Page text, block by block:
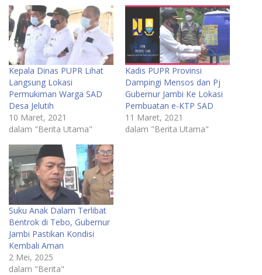
Kepala Dinas PUPR Lihat
Langsung Lokasi
Permukiman Warga SAD
Desa Jelutih
10 Maret, 2021
dalam "Berita Utama"
Kadis PUPR Provinsi
Dampingi Mensos dan Pj
Gubernur Jambi Ke Lokasi
Pembuatan e-KTP SAD
11 Maret, 2021
dalam "Berita Utama"
Suku Anak Dalam Terlibat
Bentrok di Tebo, Gubernur
Jambi Pastikan Kondisi
Kembali Aman
2 Mei, 2025
dalam "Berita"